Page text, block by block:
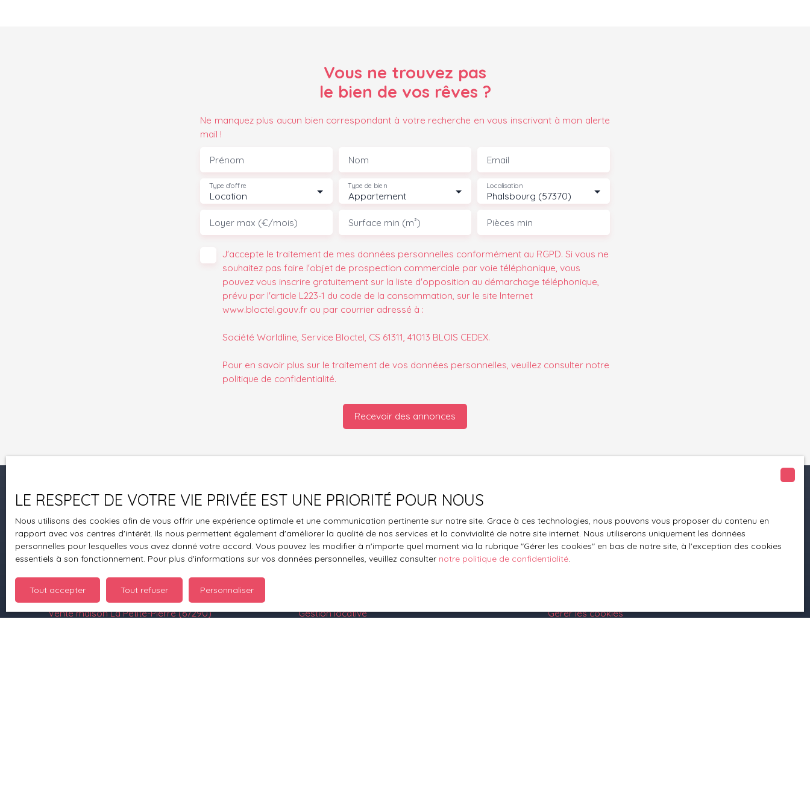
Vous ne trouvez pas
le bien de vos rêves ?
Ne manquez plus aucun bien correspondant à votre recherche en vous inscrivant à mon alerte
mail !
Prénom Nom Email
Location
Type d'offre
Appartement
Type de bien
Phalsbourg (57370)
Localisation
Loyer max (€/mois) Surface min (m²) Pièces min
J'accepte le traitement de mes données personnelles conformément au RGPD. Si vous ne
souhaitez pas faire l'objet de prospection commerciale par voie téléphonique, vous
pouvez vous inscrire gratuitement sur la liste d'opposition au démarchage téléphonique,
prévu par l'article L223-1 du code de la consommation, sur le site Internet
www.bloctel.gouv.fr ou par courrier adressé à :
Société Worldline, Service Bloctel, CS 61311, 41013 BLOIS CEDEX.
Pour en savoir plus sur le traitement de vos données personnelles, veuillez consulter notre
politique de confidentialité.
Recevoir des annonces
Je recherche un bien
Vente appartement Brumath (67170)
Location appartement Petersbach (67290)
Location appartement Bitche (57230)
Vente maison La Petite-Pierre (67290)
Je suis propriétaire
Estimez votre bien
Mettre en location
Gestion locative
Nos honoraires
Mentions légales
Gérer les cookies
LE RESPECT DE VOTRE VIE PRIVÉE EST UNE PRIORITÉ POUR NOUS
Nous utilisons des cookies afin de vous offrir une expérience optimale et une communication pertinente sur notre site. Grace à ces technologies, nous pouvons vous proposer du contenu en
rapport avec vos centres d'intérêt. Ils nous permettent également d'améliorer la qualité de nos services et la convivialité de notre site internet. Nous utiliserons uniquement les données
personnelles pour lesquelles vous avez donné votre accord. Vous pouvez les modifier à n'importe quel moment via la rubrique ″Gérer les cookies″ en bas de notre site, à l'exception des cookies
essentiels à son fonctionnement. Pour plus d'informations sur vos données personnelles, veuillez consulter notre politique de confidentialité.
Tout accepter Tout refuser Personnaliser